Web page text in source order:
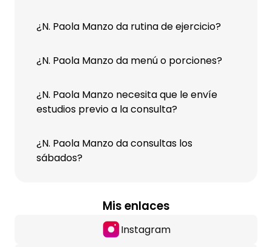
¿N. Paola Manzo da rutina de ejercicio?
¿N. Paola Manzo da menú o porciones?
¿N. Paola Manzo necesita que le envíe
estudios previo a la consulta?
¿N. Paola Manzo da consultas los
sábados?
Mis enlaces
Instagram